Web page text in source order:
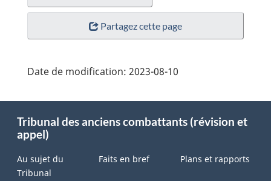
Partagez cette page
Date de modification: 2023-08-10
this
site
Tribunal des anciens combattants (révision et
appel)
Au sujet du
Tribunal
Faits en bref Plans et rapports